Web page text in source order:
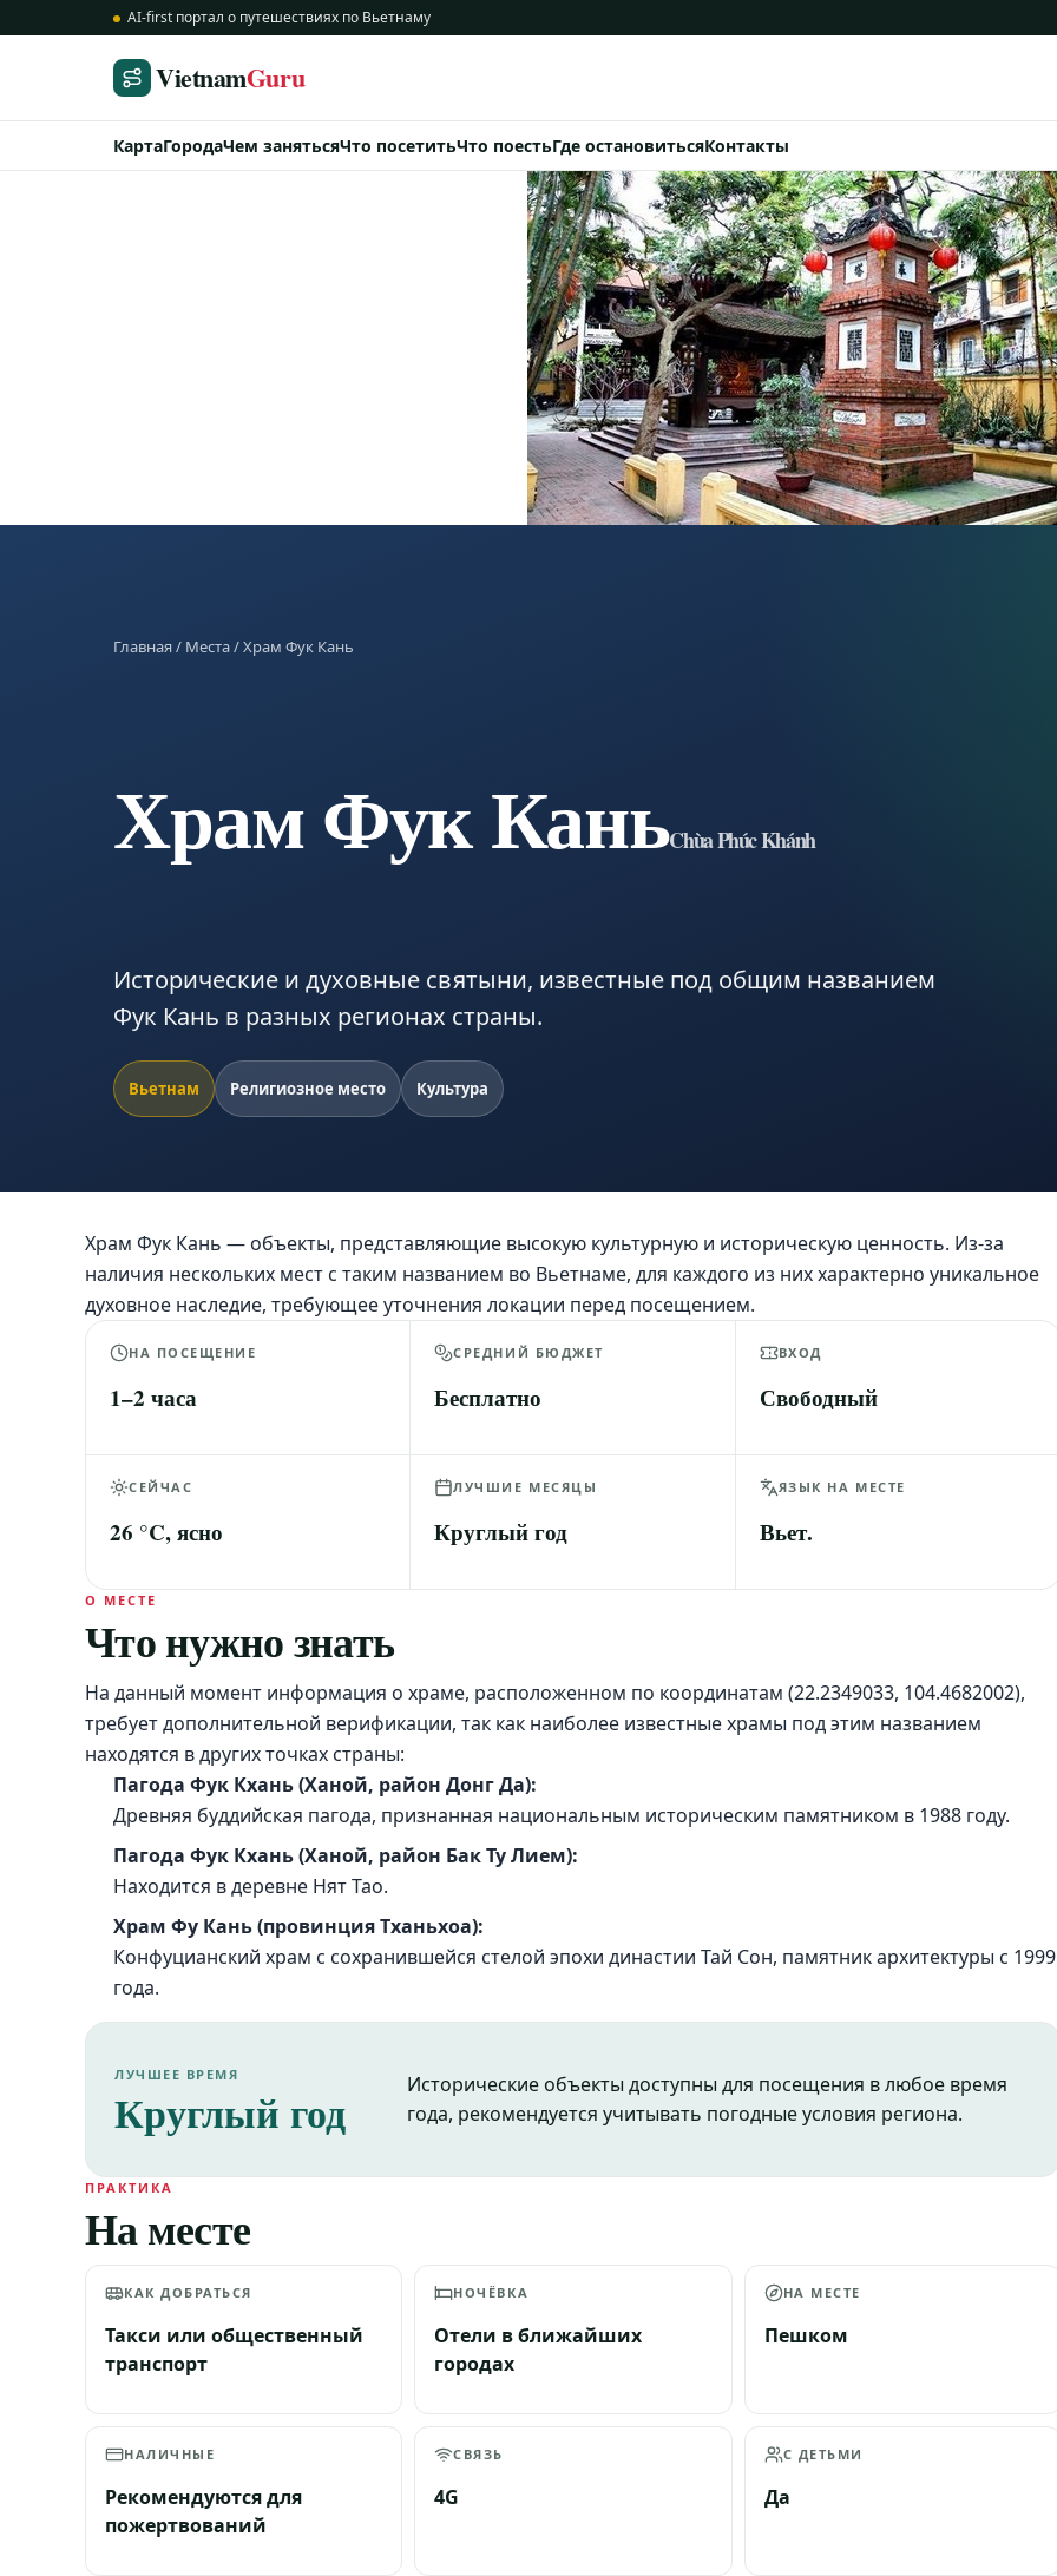
AI-first портал о путешествиях по Вьетнаму
VietnamGuru
КартаГородаЧем занятьсяЧто посетитьЧто поестьГде остановитьсяКонтакты
Главная/ Места/ Храм Фук Кань
Храм Фук КаньChùa Phúc Khánh
Исторические и духовные святыни, известные под общим названием
Фук Кань в разных регионах страны.
Вьетнам Религиозное место Культура
Храм Фук Кань — объекты, представляющие высокую культурную и историческую ценность. Из-за
наличия нескольких мест с таким названием во Вьетнаме, для каждого из них характерно уникальное
духовное наследие, требующее уточнения локации перед посещением.
НА ПОСЕЩЕНИЕ
1–2 часа
СРЕДНИЙ БЮДЖЕТ
Бесплатно
ВХОД
Свободный
СЕЙЧАС
26 °C, ясно
ЛУЧШИЕ МЕСЯЦЫ
Круглый год
ЯЗЫК НА МЕСТЕ
Вьет.
О МЕСТЕ
Что нужно знать
На данный момент информация о храме, расположенном по координатам (22.2349033, 104.4682002),
требует дополнительной верификации, так как наиболее известные храмы под этим названием
находятся в других точках страны:
Пагода Фук Кхань (Ханой, район Донг Да):
Древняя буддийская пагода, признанная национальным историческим памятником в 1988 году.
Пагода Фук Кхань (Ханой, район Бак Ту Лием):
Находится в деревне Нят Тао.
Храм Фу Кань (провинция Тханьхоа):
Конфуцианский храм с сохранившейся стелой эпохи династии Тай Сон, памятник архитектуры с 1999
года.
ЛУЧШЕЕ ВРЕМЯ
Круглый год
Исторические объекты доступны для посещения в любое время
года, рекомендуется учитывать погодные условия региона.
ПРАКТИКА
На месте
КАК ДОБРАТЬСЯ
Такси или общественный
транспорт
НОЧЁВКА
Отели в ближайших
городах
НА МЕСТЕ
Пешком
НАЛИЧНЫЕ
Рекомендуются для
пожертвований
СВЯЗЬ
4G
С ДЕТЬМИ
Да